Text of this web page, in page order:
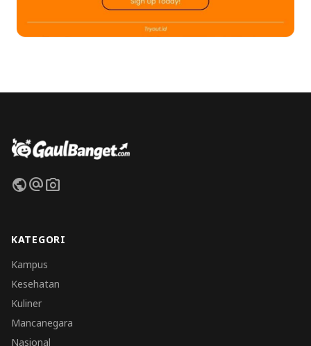
publicalternate_emailphoto_camera
KATEGORI
Kampus
Kesehatan
Kuliner
Mancanegara
Nasional